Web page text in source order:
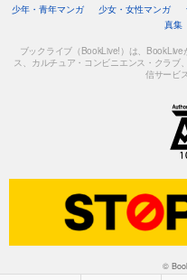
少年・青年マンガ
少女・女性マンガ
真集
ブックライブ（BookLive!）は、
ス、カルチュア・コンビニエンス・クラブ
信サービ
©